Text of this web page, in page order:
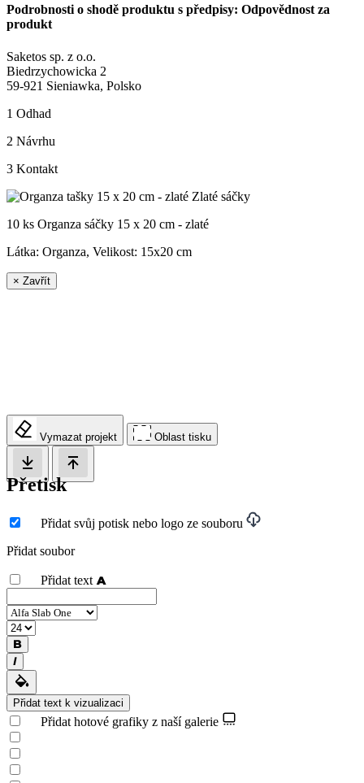
Podrobnosti o shodě produktu s předpisy: Odpovědnost za
produkt
Saketos sp. z o.o.
Biedrzychowicka 2
59-921 Sieniawka, Polsko
1 Odhad
2 Návrhu
3 Kontakt
10 ks Organza sáčky 15 x 20 cm - zlaté
Látka: Organza, Velikost: 15x20 cm
× Zavřít
Vymazat projekt Oblast tisku
Přetisk
Přidat svůj potisk nebo logo ze souboru
Přidat soubor
Přidat text
Přidat text k vizualizaci
Přidat hotové grafiky z naší galerie